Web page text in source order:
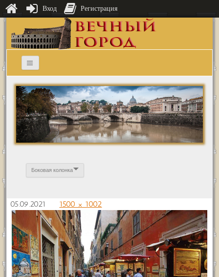
Боковая колонка
05.09.2021 1500 × 1002
Вход Регистрация